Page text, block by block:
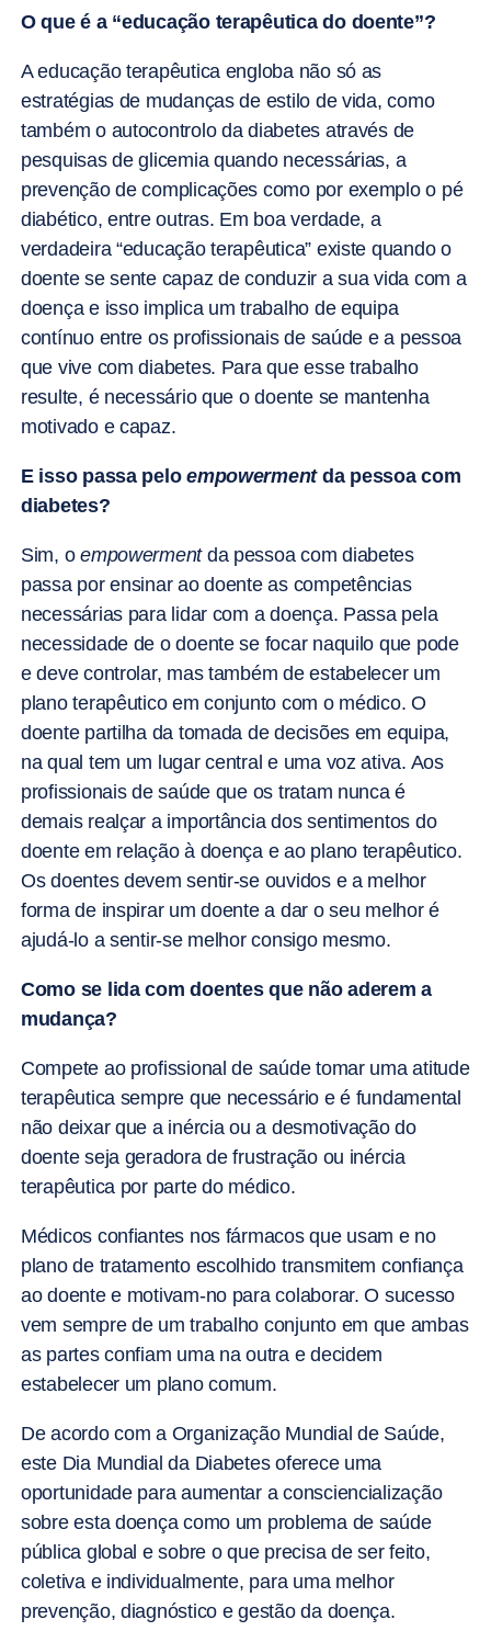
O que é a “educação terapêutica do doente”?
A educação terapêutica engloba não só as
estratégias de mudanças de estilo de vida, como
também o autocontrolo da diabetes através de
pesquisas de glicemia quando necessárias, a
prevenção de complicações como por exemplo o pé
diabético, entre outras. Em boa verdade, a
verdadeira “educação terapêutica” existe quando o
doente se sente capaz de conduzir a sua vida com a
doença e isso implica um trabalho de equipa
contínuo entre os profissionais de saúde e a pessoa
que vive com diabetes. Para que esse trabalho
resulte, é necessário que o doente se mantenha
motivado e capaz.
E isso passa peloempowermentda pessoa com
diabetes?
Sim, oempowermentda pessoa com diabetes
passa por ensinar ao doente as competências
necessárias para lidar com a doença. Passa pela
necessidade de o doente se focar naquilo que pode
e deve controlar, mas também de estabelecer um
plano terapêutico em conjunto com o médico. O
doente partilha da tomada de decisões em equipa,
na qual tem um lugar central e uma voz ativa. Aos
profissionais de saúde que os tratam nunca é
demais realçar a importância dos sentimentos do
doente em relação à doença e ao plano terapêutico.
Os doentes devem sentir-se ouvidos e a melhor
forma de inspirar um doente a dar o seu melhor é
ajudá-lo a sentir-se melhor consigo mesmo.
Como se lida com doentes que não aderem a
mudança?
Compete ao profissional de saúde tomar uma atitude
terapêutica sempre que necessário e é fundamental
não deixar que a inércia ou a desmotivação do
doente seja geradora de frustração ou inércia
terapêutica por parte do médico.
Médicos confiantes nos fármacos que usam e no
plano de tratamento escolhido transmitem confiança
ao doente e motivam-no para colaborar. O sucesso
vem sempre de um trabalho conjunto em que ambas
as partes confiam uma na outra e decidem
estabelecer um plano comum.
De acordo com a Organização Mundial de Saúde,
este Dia Mundial da Diabetes oferece uma
oportunidade para aumentar a consciencialização
sobre esta doença como um problema de saúde
pública global e sobre o que precisa de ser feito,
coletiva e individualmente, para uma melhor
prevenção, diagnóstico e gestão da doença.